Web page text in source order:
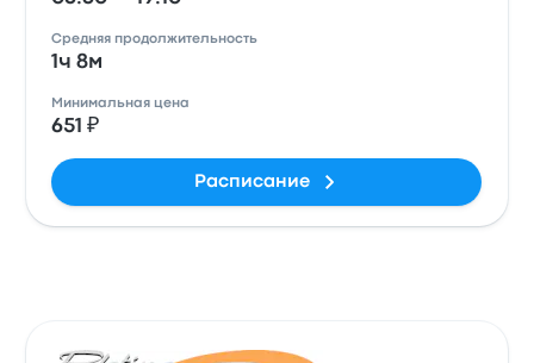
Средняя продолжительность
1ч 8м
Минимальная цена
651 ₽
Расписание